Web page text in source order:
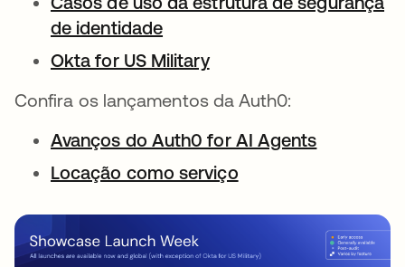
de identidade
Okta for US Military
Confira os lançamentos da Auth0:
Avanços do Auth0 for AI Agents
Locação como serviço